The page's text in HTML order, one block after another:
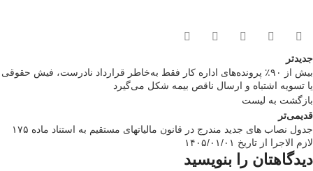
جدیدتر
بیش از ۹۰٪ پرونده‌های اداره کار فقط به‌خاطر قرارداد نادرست، فیش حقوقی
یا تسویه اشتباه و ارسال ناقص بیمه شکل می‌گیرد
بازگشت به لیست
قدیمی‌تر
جدول نصاب های جدید مندرج در قانون مالیاتهای مستقیم به استناد ماده ۱۷۵
لازم الاجرا از تاریخ ۱۴۰۵/۰۱/۰۱
دیدگاهتان را بنویسید